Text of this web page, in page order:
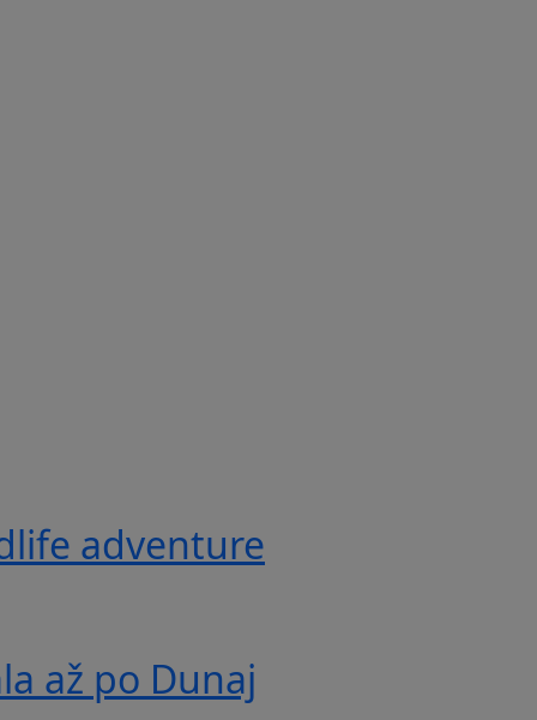
adventure
až po Dunaj